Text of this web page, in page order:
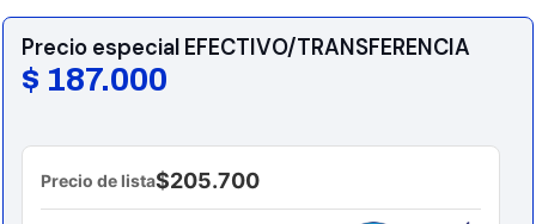
Precio especial EFECTIVO/TRANSFERENCIA
$ 187.000
Precio de lista$205.700